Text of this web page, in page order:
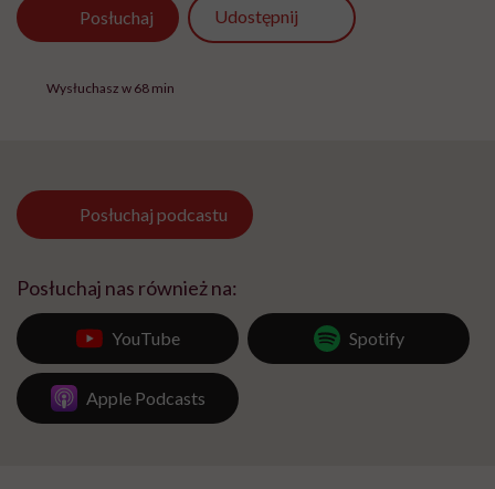
Posłuchaj Udostępnij
Wysłuchasz w 68 min
Posłuchaj podcastu
Posłuchaj nas również na:
YouTube Spotify
Apple Podcasts